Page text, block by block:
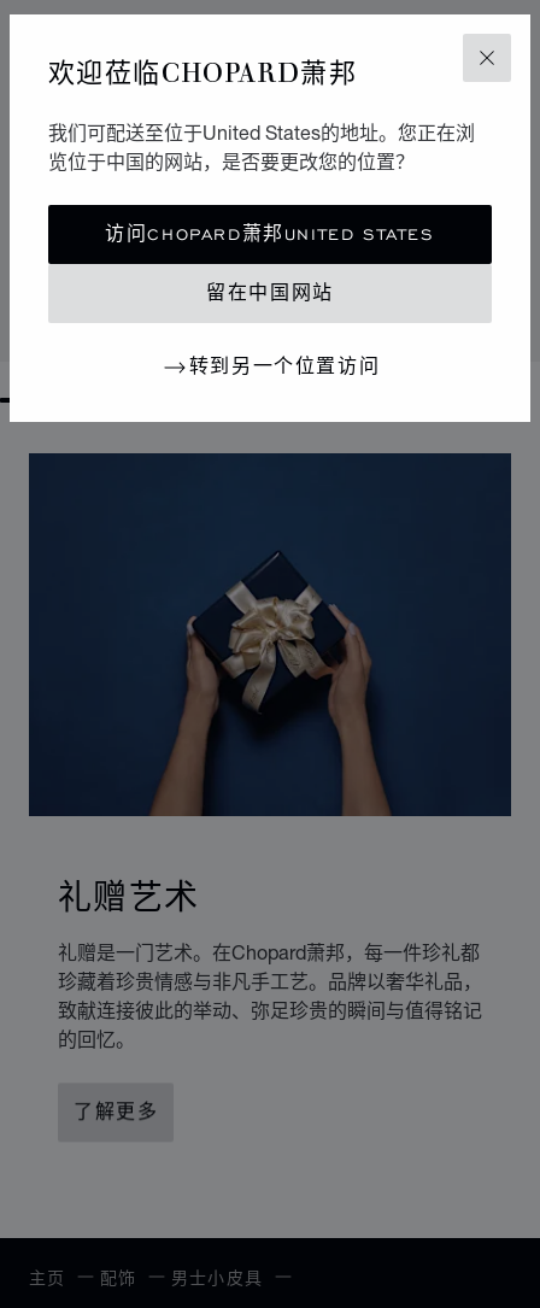
关闭
欢迎莅临CHOPARD萧邦
我们可配送至位于United States的地址。您正在浏
览位于中国的网站，是否要更改您的位置？
访问CHOPARD萧邦UNITED STATES
留在中国网站
转到另一个位置访问
HERITAGE小号卡包
联系我们
礼赠艺术
礼赠是一门艺术。在Chopard萧邦，每一件珍礼都
珍藏着珍贵情感与非凡手工艺。品牌以奢华礼品，
致献连接彼此的举动、弥足珍贵的瞬间与值得铭记
的回忆。
了解更多
主页 配饰 男士小皮具